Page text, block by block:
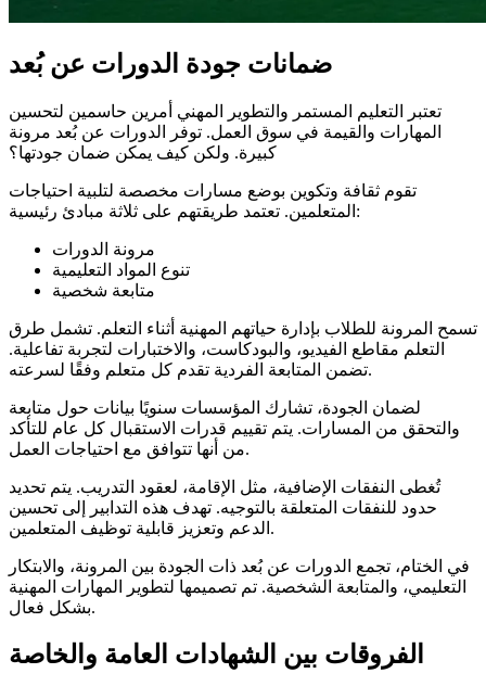
ضمانات جودة الدورات عن بُعد
تعتبر التعليم المستمر والتطوير المهني أمرين حاسمين لتحسين
المهارات والقيمة في سوق العمل. توفر الدورات عن بُعد مرونة
كبيرة. ولكن كيف يمكن ضمان جودتها؟
تقوم ثقافة وتكوين بوضع مسارات مخصصة لتلبية احتياجات
المتعلمين. تعتمد طريقتهم على ثلاثة مبادئ رئيسية:
مرونة الدورات
تنوع المواد التعليمية
متابعة شخصية
تسمح المرونة للطلاب بإدارة حياتهم المهنية أثناء التعلم. تشمل طرق
التعلم مقاطع الفيديو، والبودكاست، والاختبارات لتجربة تفاعلية.
تضمن المتابعة الفردية تقدم كل متعلم وفقًا لسرعته.
لضمان الجودة، تشارك المؤسسات سنويًا بيانات حول متابعة
والتحقق من المسارات. يتم تقييم قدرات الاستقبال كل عام للتأكد
من أنها تتوافق مع احتياجات العمل.
تُغطى النفقات الإضافية، مثل الإقامة، لعقود التدريب. يتم تحديد
حدود للنفقات المتعلقة بالتوجيه. تهدف هذه التدابير إلى تحسين
الدعم وتعزيز قابلية توظيف المتعلمين.
في الختام، تجمع الدورات عن بُعد ذات الجودة بين المرونة، والابتكار
التعليمي، والمتابعة الشخصية. تم تصميمها لتطوير المهارات المهنية
بشكل فعال.
الفروقات بين الشهادات العامة والخاصة